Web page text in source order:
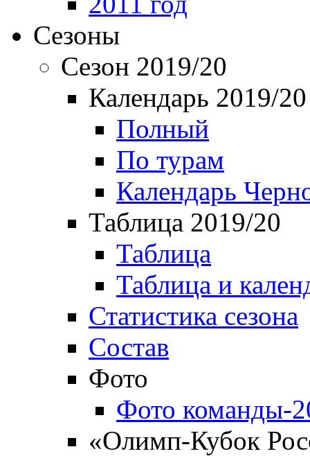
Сезоны
Сезон 2019/20
Календарь 2019/20
Полный
По турам
Календарь
Таблица 2019/20
Таблица
Таблица и
Статистика сезона
Состав
Фото
Фото команды-
«Олимп-Кубок